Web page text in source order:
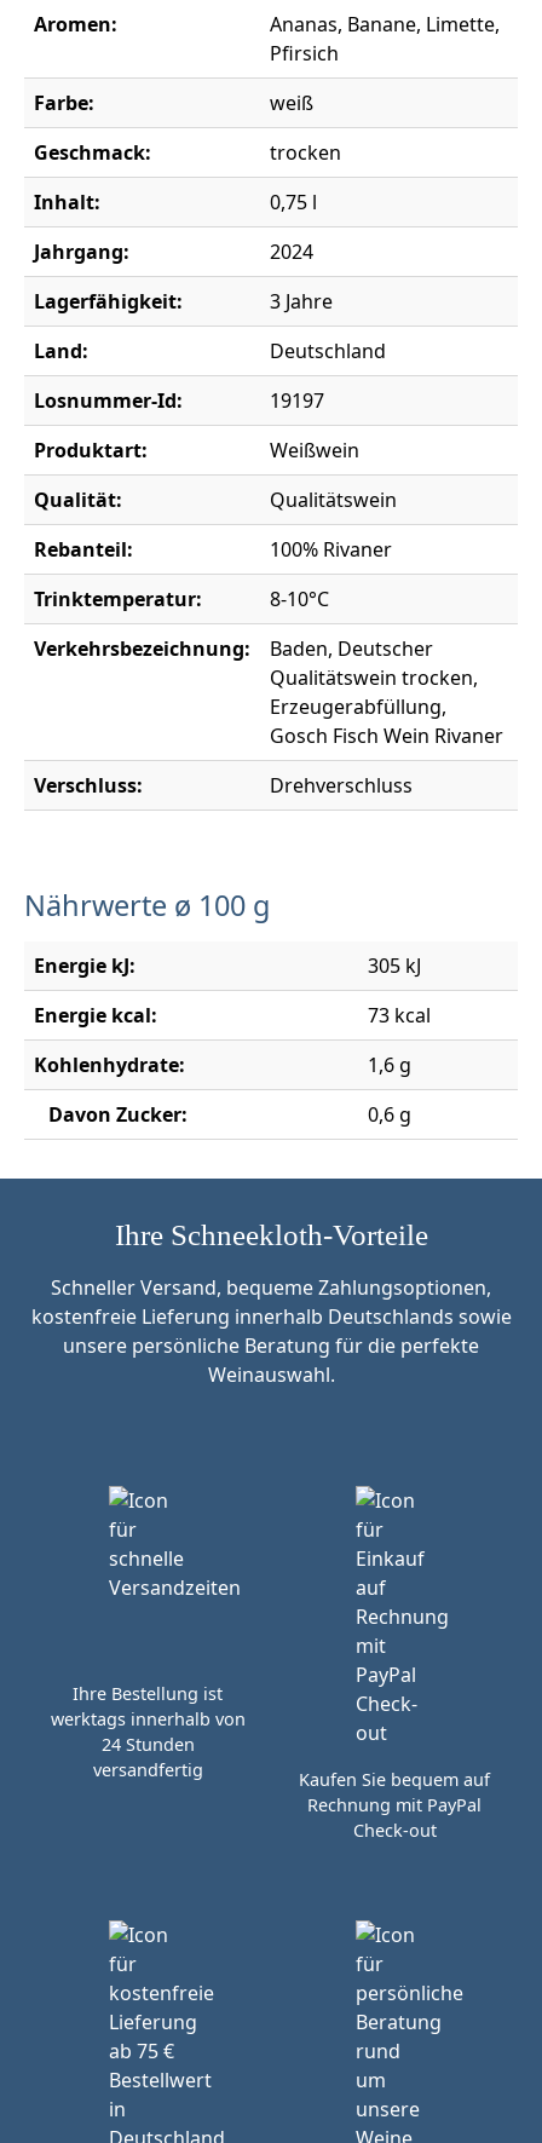
Aromen:
Ananas, Banane, Limette,
Pfirsich
Farbe:
weiß
Geschmack:
trocken
Inhalt:
0,75 l
Jahrgang:
2024
Lagerfähigkeit:
3 Jahre
Land:
Deutschland
Losnummer-Id:
19197
Produktart:
Weißwein
Qualität:
Qualitätswein
Rebanteil:
100% Rivaner
Trinktemperatur:
8-10°C
Verkehrsbezeichnung:
Baden, Deutscher
Qualitätswein trocken,
Erzeugerabfüllung,
Gosch Fisch Wein Rivaner
Verschluss:
Drehverschluss
Nährwerte ø 100 g
Energie kJ:
305 kJ
Energie kcal:
73 kcal
Kohlenhydrate:
1,6 g
Davon Zucker:
0,6 g
Ihre Schneekloth-Vorteile
Schneller Versand, bequeme Zahlungsoptionen,
kostenfreie Lieferung innerhalb Deutschlands sowie
unsere persönliche Beratung für die perfekte
Weinauswahl.
Ihre Bestellung ist
werktags innerhalb von
24 Stunden
versandfertig
Kaufen Sie bequem auf
Rechnung mit PayPal
Check-out